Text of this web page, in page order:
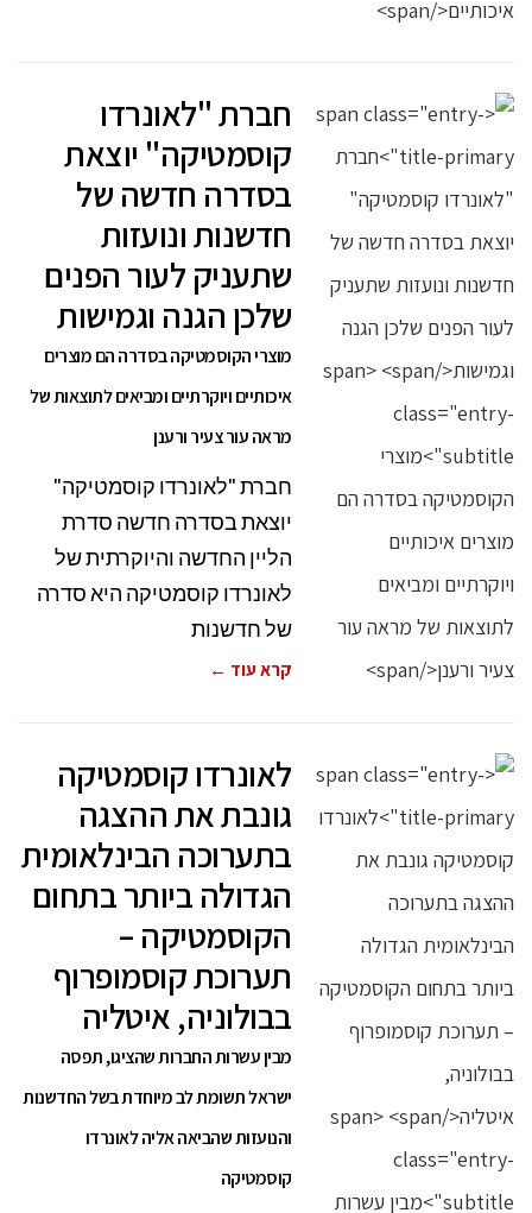
חברת "לאונרדו
קוסמטיקה" יוצאת
בסדרה חדשה של
חדשנות ונועזות
שתעניק לעור הפנים
שלכן הגנה וגמישות
מוצרי הקוסמטיקה בסדרה הם מוצרים
איכותיים ויוקרתיים ומביאים לתוצאות של
מראה עור צעיר ורענן
חברת "לאונרדו קוסמטיקה"
יוצאת בסדרה חדשה סדרת
הליין החדשה והיוקרתית של
לאונרדו קוסמטיקה היא סדרה
של חדשנות
קרא עוד ←
לאונרדו קוסמטיקה
גונבת את ההצגה
בתערוכה הבינלאומית
הגדולה ביותר בתחום
הקוסמטיקה –
תערוכת קוסמופרוף
בבולוניה, איטליה
מבין עשרות החברות שהציגו, תפסה
ישראל תשומת לב מיוחדת בשל החדשנות
והנועזות שהביאה אליה לאונרדו
קוסמטיקה